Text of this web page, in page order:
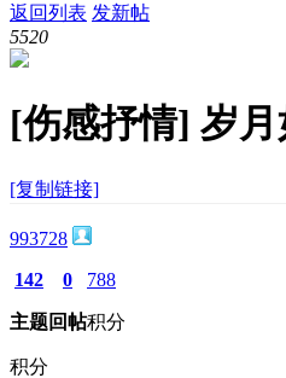
返回列表 发新帖
5520
[伤感抒情] 岁
[复制链接]
993728
142
主题
0
回帖
788
积分
积分